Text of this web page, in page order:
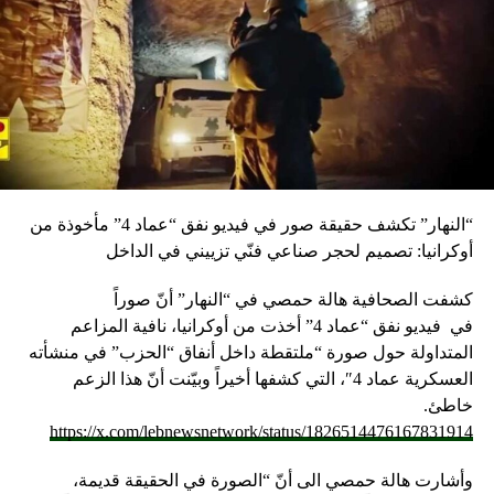
RELATED TOPICS:
زار بلدية عيدمون: الموازنة ليست فضفاضة وركزت
انقاذ الوضع المالي والاقتصادي
جمعية إنماء طرابلس والميناء: للترفع عن المناكفات لأن
لبنان لم يعد يحتمل أي اهتزازات داخلية
“النهار” تكشف حقيقة صور في فيديو نفق “عماد 4” مأخوذة من
أوكرانيا: تصميم لحجر صناعي فنّي تزييني في الداخل
كشفت الصحافية هالة حمصي في “النهار” أنّ صوراً
في فيديو
نفق “عماد 4” أخذت من أوكرانيا، نافية المزاعم
المتداولة حول صورة “ملتقطة داخل أنفاق “الحزب” في منشأته
العسكرية عماد 4″، التي كشفها أخيراً وبيّنت أنّ هذا الزعم
خاطئ.
https://x.com/lebnewsnetwork/status/1826514476167831914
وأشارت هالة حمصي الى أنّ “الصورة في الحقيقة قديمة،